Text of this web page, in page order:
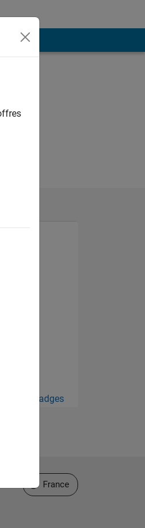
tout Badges
Sélectionner un site web
France